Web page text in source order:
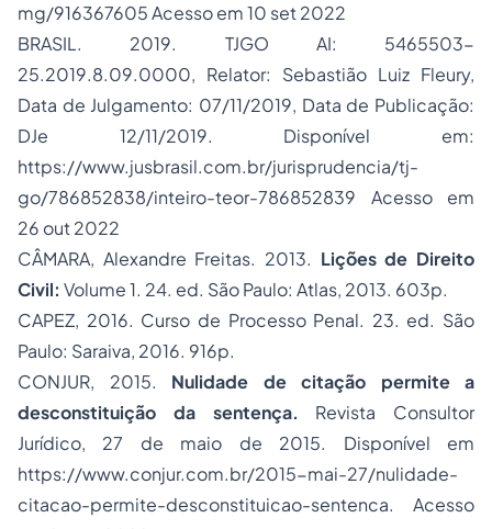
mg/916367605 Acesso em 10 set 2022
BRASIL. 2019. TJGO AI: 5465503-
25.2019.8.09.0000, Relator: Sebastião Luiz Fleury,
Data de Julgamento: 07/11/2019, Data de Publicação:
DJe 12/11/2019. Disponível em:
https://www.jusbrasil.com.br/jurisprudencia/tj-
go/786852838/inteiro-teor-786852839 Acesso em
26 out 2022
CÂMARA, Alexandre Freitas. 2013. Lições de Direito
Civil: Volume 1. 24. ed. São Paulo: Atlas, 2013. 603p.
CAPEZ, 2016. Curso de Processo Penal. 23. ed. São
Paulo: Saraiva, 2016. 916p.
CONJUR, 2015. Nulidade de citação permite a
desconstituição da sentença. Revista Consultor
Jurídico, 27 de maio de 2015. Disponível em
https://www.conjur.com.br/2015-mai-27/nulidade-
citacao-permite-desconstituicao-sentenca. Acesso